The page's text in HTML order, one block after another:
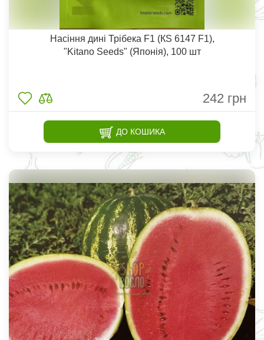
Насіння дині Трібека F1 (КS 6147 F1),
"Kitano Seeds" (Японія), 100 шт
242 грн
ДО КОШИКА